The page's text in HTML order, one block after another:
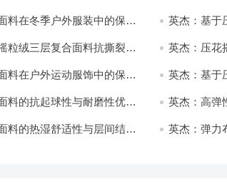
料在冬季户外服装中的保暖
英杰：基于
粒绒三层复合面料抗撕裂与
英杰：压花
料在户外运动服饰中的保暖
英杰：基于
料的抗起球性与耐磨性优化
英杰：高弹
料的热湿舒适性与层间结合
英杰：弹力